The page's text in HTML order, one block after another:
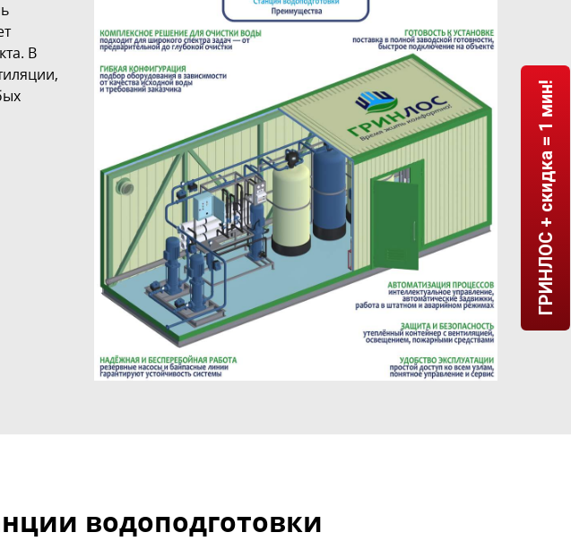
В
водоподготовки
ГРИНЛОС + скидка = 1 мин!